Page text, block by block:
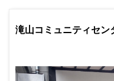
滝山コミュニティセン